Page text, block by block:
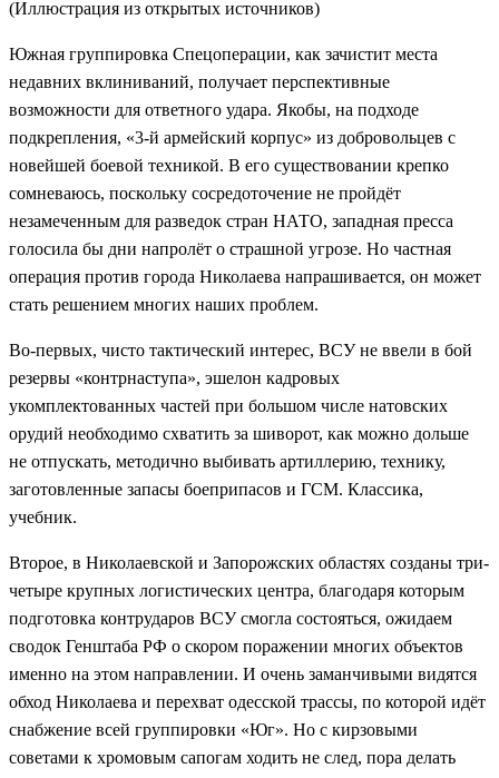
(Иллюстрация из открытых источников)
Южная группировка Спецоперации, как зачистит места
недавних вклиниваний, получает перспективные
возможности для ответного удара. Якобы, на подходе
подкрепления, «3-й армейский корпус» из добровольцев с
новейшей боевой техникой. В его существовании крепко
сомневаюсь, поскольку сосредоточение не пройдёт
незамеченным для разведок стран НАТО, западная пресса
голосила бы дни напролёт о страшной угрозе. Но частная
операция против города Николаева напрашивается, он может
стать решением многих наших проблем.
Во-первых, чисто тактический интерес, ВСУ не ввели в бой
резервы «контрнаступа», эшелон кадровых
укомплектованных частей при большом числе натовских
орудий необходимо схватить за шиворот, как можно дольше
не отпускать, методично выбивать артиллерию, технику,
заготовленные запасы боеприпасов и ГСМ. Классика,
учебник.
Второе, в Николаевской и Запорожских областях созданы три-
четыре крупных логистических центра, благодаря которым
подготовка контрударов ВСУ смогла состояться, ожидаем
сводок Генштаба РФ о скором поражении многих объектов
именно на этом направлении. И очень заманчивыми видятся
обход Николаева и перехват одесской трассы, по которой идёт
снабжение всей группировки «Юг». Но с кирзовыми
советами к хромовым сапогам ходить не след, пора делать